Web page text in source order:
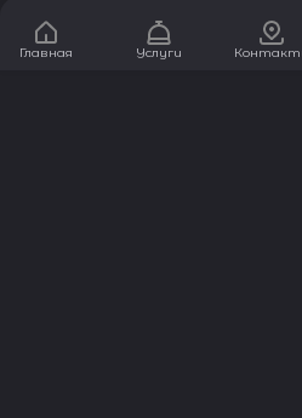
Главная Услуги